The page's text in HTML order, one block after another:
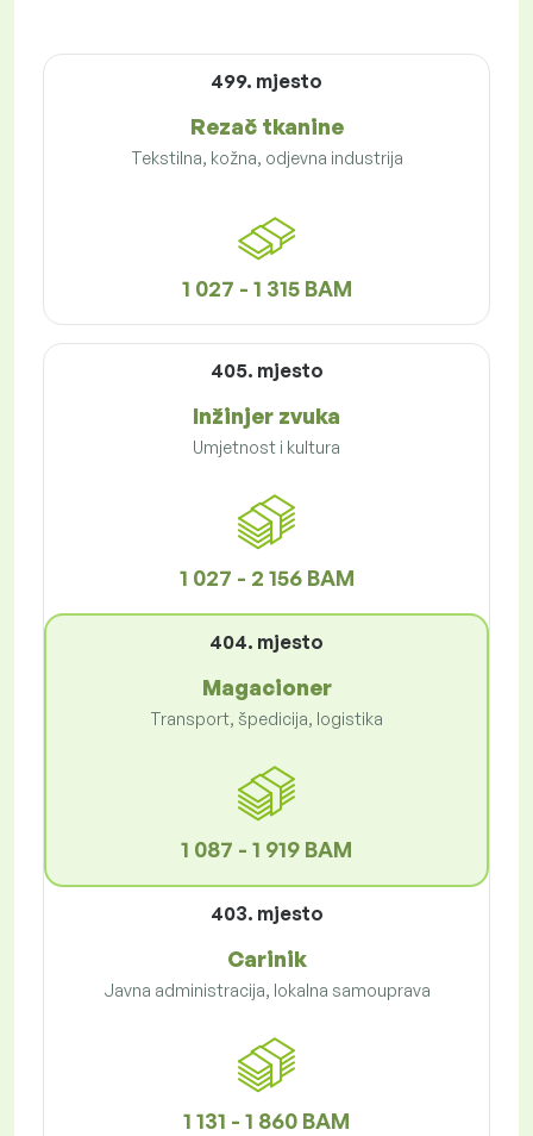
499. mjesto
Rezač tkanine
Tekstilna, kožna, odjevna industrija
1 027 - 1 315 BAM
405. mjesto
Inžinjer zvuka
Umjetnost i kultura
1 027 - 2 156 BAM
404. mjesto
Magacioner
Transport, špedicija, logistika
1 087 - 1 919 BAM
403. mjesto
Carinik
Javna administracija, lokalna samouprava
1 131 - 1 860 BAM